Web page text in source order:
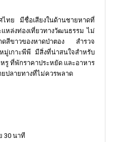
ไทย มีชื่อเสียงในด้านชายหาดที่
หล่งท่องเที่ยวทางวัฒนธรรม ไม่
ดสีขาวของหาดป่าตอง สำรวจ
หมู่เกาะพีพี มีสิ่งที่น่าสนใจสำหรับ
รู ที่พักราคาประหยัด และอาหาร
ปลายทางที่ไม่ควรพลาด
30 นาที